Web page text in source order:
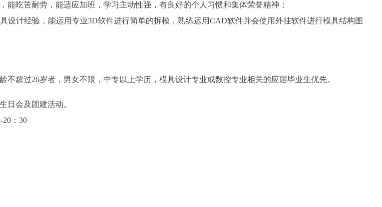
吃苦耐劳，能适应加班，学习主动性强，有良好的个人习惯和集体荣誉精神；
设计经验，能运用专业3D软件进行简单的拆模，熟练运用CAD软件并会使用外挂软件进行模具结构图
超过26岁者，男女不限，中专以上学历，模具设计专业或数控专业相关的应届毕业生优先。
日会及团建活动。
20：30